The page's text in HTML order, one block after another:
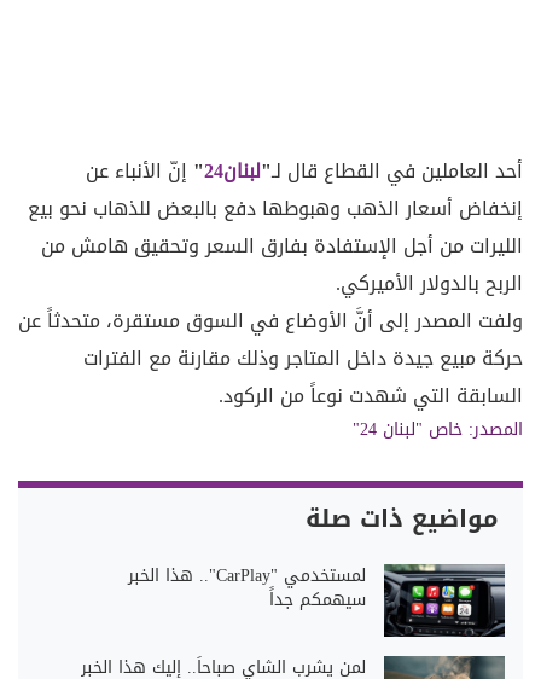
أحد العاملين في القطاع قال لـ"لبنان24 " إنّ الأنباء عن
إنخفاض أسعار الذهب وهبوطها دفع بالبعض للذهاب نحو بيع
الليرات من أجل الإستفادة بفارق السعر وتحقيق هامش من
الربح بالدولار الأميركي.
ولفت المصدر إلى أنَّ الأوضاع في السوق مستقرة، متحدثاً عن
حركة مبيع جيدة داخل المتاجر وذلك مقارنة مع الفترات
السابقة التي شهدت نوعاً من الركود.
المصدر: خاص "لبنان 24"
مواضيع ذات صلة
لمستخدمي "CarPlay".. هذا الخبر
سيهمكم جداً
لمن يشرب الشاي صباحاً.. إليك هذا الخبر